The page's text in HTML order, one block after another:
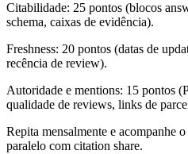
Citabilidade: 25 pontos (blocos
schema, caixas de evidência).
Freshness: 20 pontos (datas de
recência de review).
Autoridade e mentions: 15 pontos
qualidade de reviews, links de
Repita mensalmente e acompanhe
paralelo com citation share.